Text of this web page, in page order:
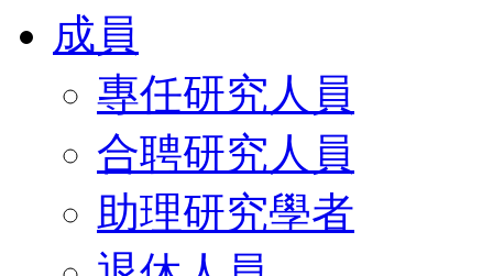
成員
專任研究人員
合聘研究人員
助理研究學者